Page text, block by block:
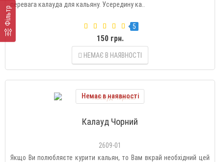
Фільтр
перевага калауда для кальяну. Усередину ка..
5
150 грн.
НЕМАЄ В НАЯВНОСТІ
Немає в наявності
Калауд Чорний
2609-01
Якщо Ви полюбляєте курити кальян, то Вам вкрай необхідний цей